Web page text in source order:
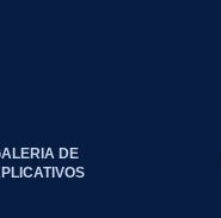
DE